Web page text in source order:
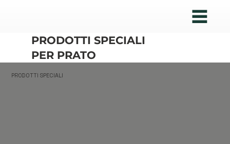
PRODOTTI SPECIALI
PRODOTTI SPECIALI
PER PRATO